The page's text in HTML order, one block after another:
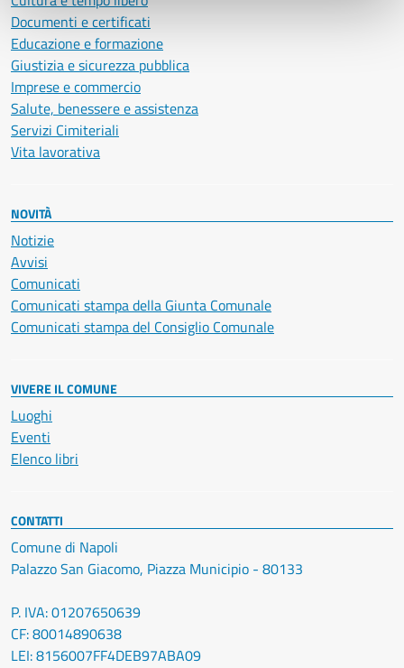
Documenti e certificati
Educazione e formazione
Giustizia e sicurezza pubblica
Imprese e commercio
Salute, benessere e assistenza
Servizi Cimiteriali
Vita lavorativa
NOVITÀ
Notizie
Avvisi
Comunicati
Comunicati stampa della Giunta Comunale
Comunicati stampa del Consiglio Comunale
VIVERE IL COMUNE
Luoghi
Eventi
Elenco libri
CONTATTI
Comune di Napoli
Palazzo San Giacomo, Piazza Municipio - 80133
P. IVA: 01207650639
CF: 80014890638
LEI: 8156007FF4DEB97ABA09